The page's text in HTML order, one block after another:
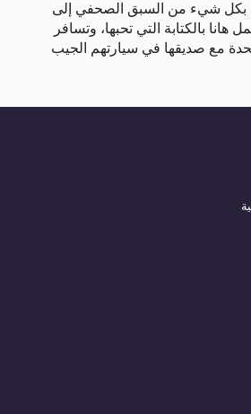
بكل شيء من السبق الصحفي إلى
هانا بالكتابة التي تحبها، وتسافر
مع صديقها في سيارتهم الجيب